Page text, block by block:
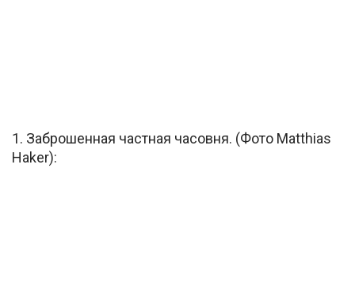
1. Заброшенная частная часовня. (Фото Matthias
Haker):